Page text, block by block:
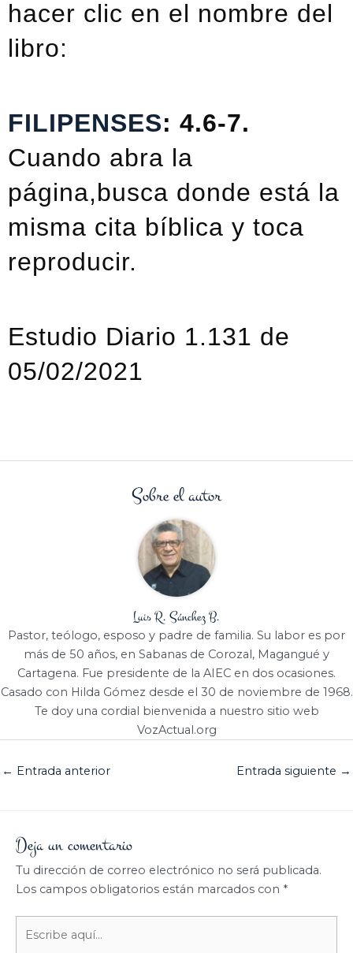
hacer clic en el nombre del
libro:
FILIPENSES: 4.6-7.
Cuando abra la
página,busca donde está la
misma cita bíblica y toca
reproducir.
Estudio Diario 1.131 de
05/02/2021
Sobre el autor
Luis R. Sánchez B.
Pastor, teólogo, esposo y padre de familia. Su labor es por
más de 50 años, en Sabanas de Corozal, Magangué y
Cartagena. Fue presidente de la AIEC en dos ocasiones.
Casado con Hilda Gómez desde el 30 de noviembre de 1968.
Te doy una cordial bienvenida a nuestro sitio web
VozActual.org
← Entrada anterior Entrada siguiente →
Deja un comentario
Tu dirección de correo electrónico no será publicada.
Los campos obligatorios están marcados con *
aquí...